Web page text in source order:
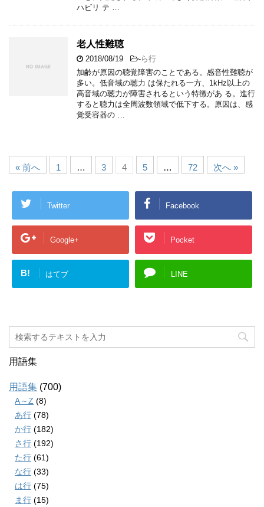
ハビリ テ …
老人性難聴
2018/08/19 -ら行
加齢が原因の聴覚障害のことである。感音性難聴が
多い。低音域の聴力 は保たれる一方、1kHz以上の
高音域の聴力が障害されるという特徴があ る。進行
すると聴力は全周波数領域で低下する。原因は、感
覚受容器の …
« 前へ 1 … 3 4 5 … 72 次へ »
Twitter Facebook
Google+ Pocket
B! はてブ LINE
用語集
用語集 (700)
A～Z (8)
あ行 (78)
か行 (182)
さ行 (192)
た行 (61)
な行 (33)
は行 (75)
ま行 (15)